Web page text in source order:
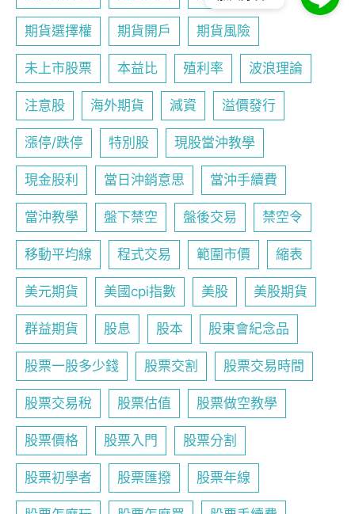
期貨選擇權 期貨開戶 期貨風險
未上市股票 本益比 殖利率 波浪理論
注意股 海外期貨 減資 溢價發行
漲停/跌停 特別股 現股當沖教學
現金股利 當日沖銷意思 當沖手續費
當沖教學 盤下禁空 盤後交易 禁空令
移動平均線 程式交易 範圍市價 縮表
美元期貨 美國cpi指數 美股 美股期貨
群益期貨 股息 股本 股東會紀念品
股票一股多少錢 股票交割 股票交易時間
股票交易稅 股票估值 股票做空教學
股票價格 股票入門 股票分割
股票初學者 股票匯撥 股票年線